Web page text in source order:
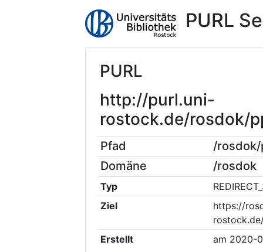
PURL
PURL
http://purl.uni-
rostock.de/rosdok/
Pfad
/
Domäne
/rosdok
Typ
Ziel
https://
Erstellt
am 2020-